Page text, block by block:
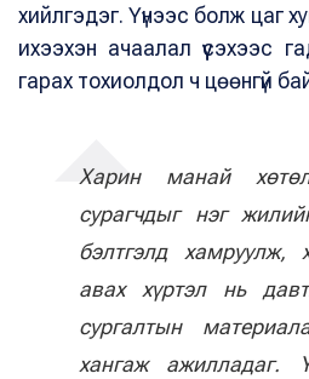
хийлгэдэг. Үүнээс болж цаг
ихээхэн ачаалал үүсэхээс
гарах тохиолдол ч цөөнгүй
Харин манай
сурагчдыг нэг
бэлтгэлд хамруулж,
авах хүртэл нь
сургалтын
хангаж ажилладаг.